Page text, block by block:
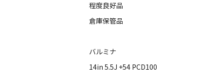
程度良好品
倉庫保管品
バルミナ
14in 5.5J +54 PCD100